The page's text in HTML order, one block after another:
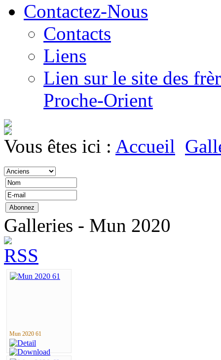
Contactez-Nous
Contacts
Liens
Lien sur le site des
Proche-Orient
Vous êtes ici : Accueil
Galleries - Mun 2020
Mun 2020 61